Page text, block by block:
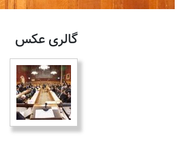
گالری عکس